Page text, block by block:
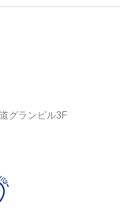
グランビル3F